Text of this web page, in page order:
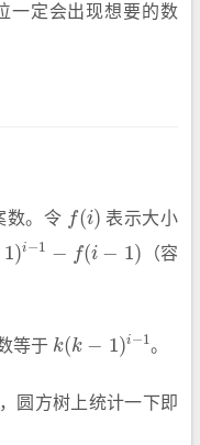
一定会出现想要的数
数。令 f(i)
f(i)
表示大小
1)i−1 − f(i − 1)
(i−1
（容
等于 k(k − 1)i−1
k(k− 1)i −1 。
圆方树上统计一下即